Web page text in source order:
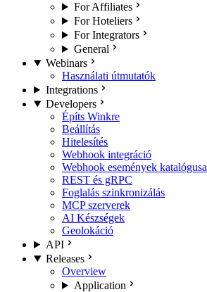
For Affiliates
For Hoteliers
For Integrators
General
Webinars
Használati útmutatók
Integrations
Developers
Építs Winkre
Beállítás
Hitelesítés
Webhook integráció
Webhook események katalógusa
REST és gRPC
Foglalás szinkronizálás
MCP szerverek
AI Készségek
Geolokáció
API
Releases
Overview
Application